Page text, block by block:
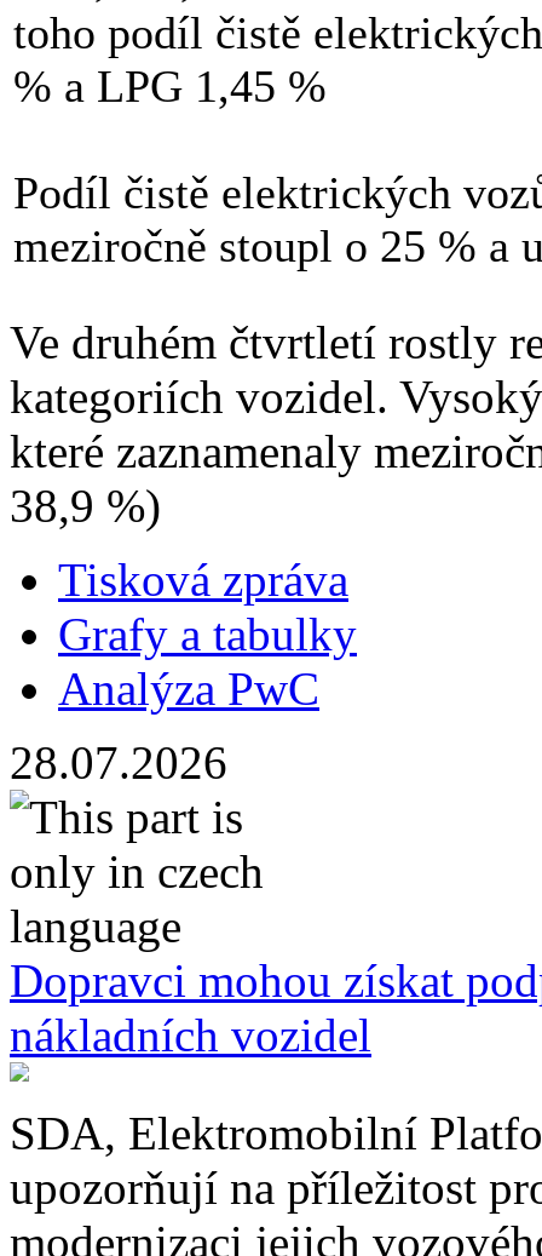
toho podíl čistě
% a LPG 1,45 %
Podíl čistě elektrických
meziročně stoupl o 25 % a
Ve druhém čtvrtletí rostly
kategoriích vozidel.
které zaznamenaly
38,9 %)
Tisková zpráva
Grafy a tabulky
Analýza PwC
28.07.2026
Dopravci mohou získat
nákladních vozidel
SDA, Elektromobilní
upozorňují na příležitost
modernizaci jejich